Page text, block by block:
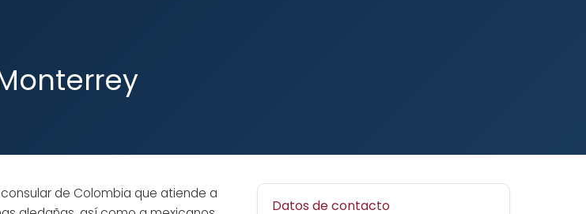
de Colombia que atiende a
Datos de contacto